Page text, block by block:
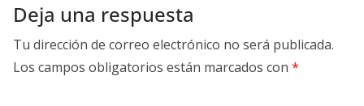
Deja una respuesta
Tu dirección de correo electrónico no será publicada.
Los campos obligatorios están marcados con *